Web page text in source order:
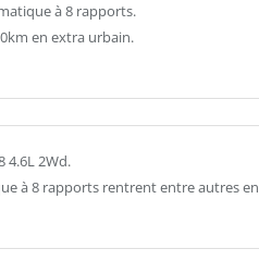
à 8 rapports.
en extra urbain.
4.6L 2Wd.
à 8 rapports rentrent entre autres en